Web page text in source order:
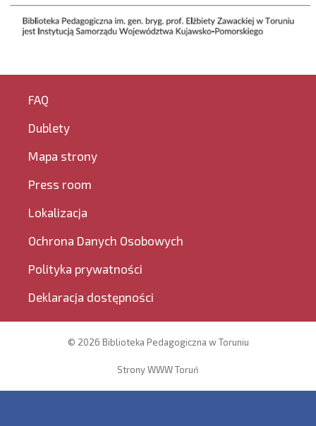
FAQ
Dublety
Mapa strony
Press room
Lokalizacja
Ochrona Danych Osobowych
Polityka prywatności
Deklaracja dostępności
© 2026 Biblioteka Pedagogiczna w Toruniu
Strony WWW Toruń